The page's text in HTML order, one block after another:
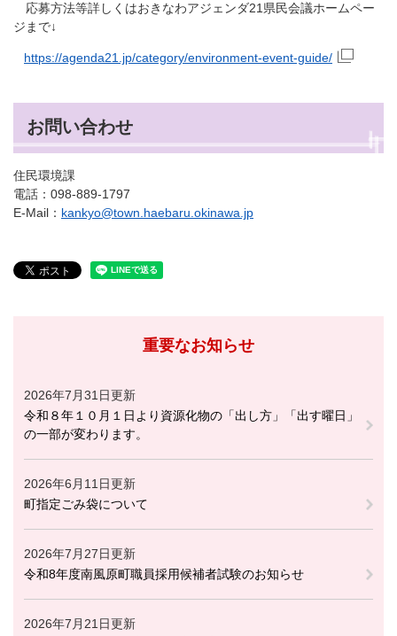
応募方法等詳しくはおきなわアジェンダ21県民会議ホームペー
ジまで↓
https://agenda21.jp/category/environment-event-guide/
お問い合わせ
住民環境課
電話：098-889-1797
E-Mail： kankyo@town.haebaru.okinawa.jp
重要なお知らせ
2026年7月31日更新
令和８年１０月１日より資源化物の「出し方」「出す曜日」
の一部が変わります。
2026年6月11日更新
町指定ごみ袋について
2026年7月27日更新
令和8年度南風原町職員採用候補者試験のお知らせ
2026年7月21日更新